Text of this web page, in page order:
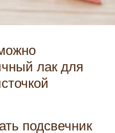
лак для
подсвечник